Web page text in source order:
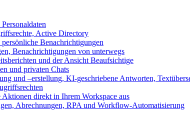
Active Directory
Benachrichtigungen
Benachrichtigungen von unterwegs
und der Ansicht Beaufsichtige
und privaten Chats
und –erstellung, KI-geschriebene Antworten,
direkt in Ihrem Workspace aus
Abrechnungen, RPA und Workflow-Automatisierung